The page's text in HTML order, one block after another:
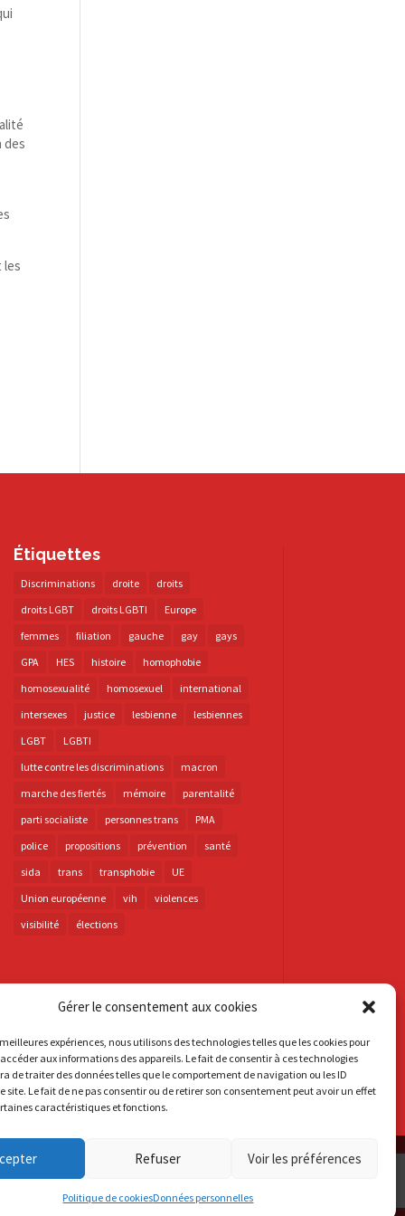
Gérer le consentement aux cookies
expériences, nous utilisons des technologies telles que les cookies pour
aux informations des appareils. Le fait de consentir à ces technologies
de traiter des données telles que le comportement de navigation ou les ID
site. Le fait de ne pas consentir ou de retirer son consentement peut avoir un effet
caractéristiques et fonctions.
Refuser Voir les préférences
Politique de cookiesDonnées personnelles
des
les
Étiquettes
Discriminations droite
droits
droits LGBT
droits LGBTI
Europe
femmes
filiation gauche gay
gays
GPA
HES histoire
homophobie
homosexualité
homosexuel
international
intersexes
justice lesbienne
lesbiennes
LGBT
LGBTI
lutte contre les discriminations
macron
marche des fiertés
mémoire
parentalité
parti socialiste
personnes trans
PMA
police
propositions prévention
santé
sida
trans transphobie
UE
Union européenne
vih
violences
visibilité
élections